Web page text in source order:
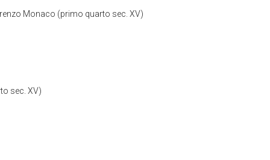
Monaco (primo quarto sec. XV)
sec. XV)